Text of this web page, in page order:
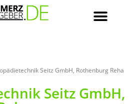
Seitz GmbH, Rothenburg Reha
Seitz GmbH,